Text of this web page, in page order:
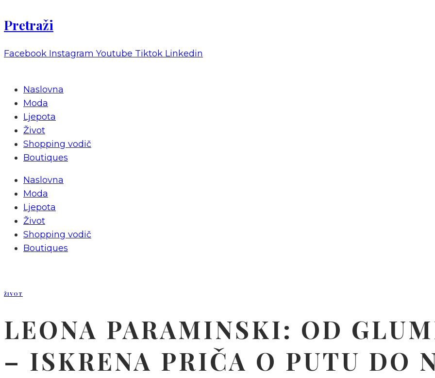
Pretraži
Facebook Instagram Youtube Tiktok Linkedin
Naslovna
Moda
Ljepota
Život
Shopping vodič
Boutiques
Naslovna
Moda
Ljepota
Život
Shopping vodič
Boutiques
ŽIVOT
LEONA PARAMINSKI: OD
– ISKRENA PRIČA O PUTU DO